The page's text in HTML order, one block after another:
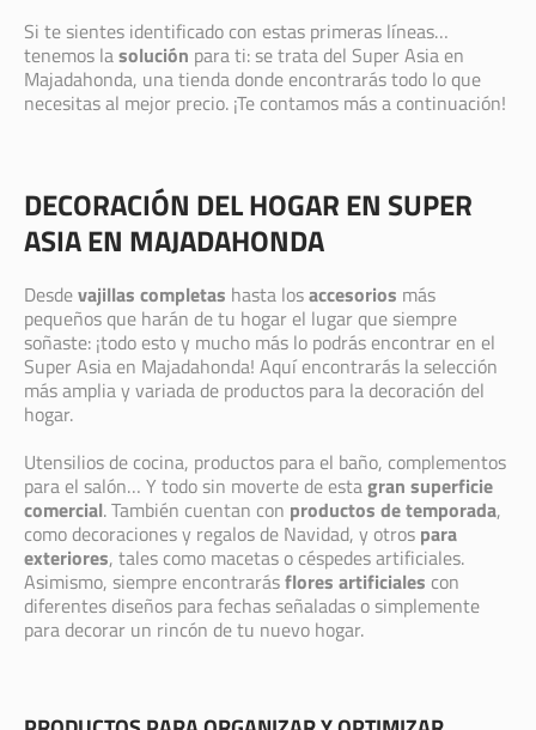
Si te sientes identificado con estas primeras líneas…
tenemos lasolución para ti: se trata del Super Asia en
Majadahonda, una tienda donde encontrarás todo lo que
necesitas al mejor precio. ¡Te contamos más a continuación!
DECORACIÓN DEL HOGAR EN SUPER
ASIA EN MAJADAHONDA
Desdevajillas completas hasta losaccesorios más
pequeños que harán de tu hogar el lugar que siempre
soñaste: ¡todo esto y mucho más lo podrás encontrar en el
Super Asia en Majadahonda! Aquí encontrarás la selección
más amplia y variada de productos para la decoración del
hogar.
Utensilios de cocina, productos para el baño, complementos
para el salón… Y todo sin moverte de estagran superficie
comercial. También cuentan con productos de temporada,
como decoraciones y regalos de Navidad, y otros para
exteriores, tales como macetas o céspedes artificiales.
Asimismo, siempre encontrarásflores artificiales con
diferentes diseños para fechas señaladas o simplemente
para decorar un rincón de tu nuevo hogar.